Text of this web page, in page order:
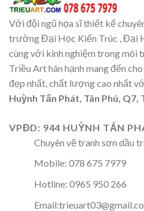
Với đội ngũ họa sĩ thiết kế
trường Đại Học Kiến Trúc , Đại
cùng với kinh nghiệm trong môi
Triều Art hân hạnh mang đến
đẹp nhất, chất lượng cao nhất
Huỳnh Tấn Phát, Tân Phú, Q7,
VPĐD: 944 HUỲNH TẤN
Chuyên vẽ tranh sơn dầu
Mobile: 078 675 7979
Hotline: 0965 950 266